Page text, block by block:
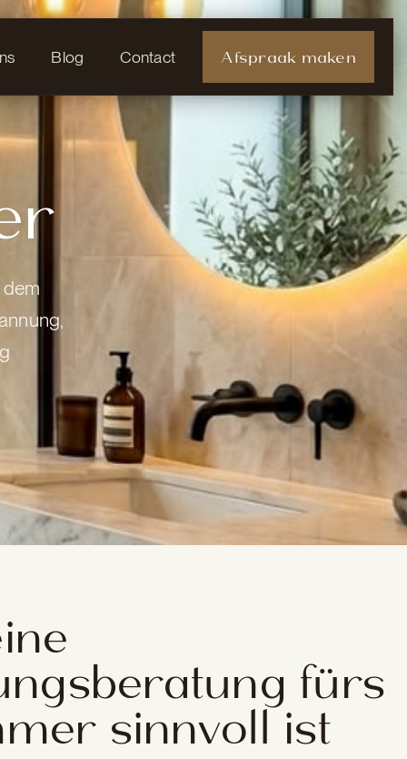
Blog Contact Afspraak maken
fürs
sinnvoll ist